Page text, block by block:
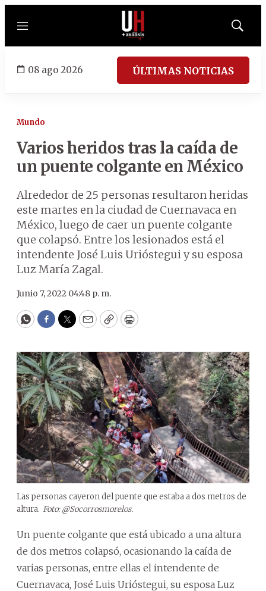
Menú
Mostrar
08 ago 2026 ÚLTIMAS NOTICIAS
Mundo
Varios heridos tras la caída de
un puente colgante en México
Alrededor de 25 personas resultaron heridas
este martes en la ciudad de Cuernavaca en
México, luego de caer un puente colgante
que colapsó. Entre los lesionados está el
intendente José Luis Urióstegui y su esposa
Luz María Zagal.
Junio 7, 2022 04:48 p. m.
WhatsApp
Facebook
Twitter
EmailCopyPrint
Las personas cayeron del puente que estaba a dos metros de
altura. Foto: @Socorrosmorelos.
Un puente colgante que está ubicado a una altura
de dos metros colapsó, ocasionando la caída de
varias personas, entre ellas el intendente de
Cuernavaca, José Luis Urióstegui, su esposa Luz